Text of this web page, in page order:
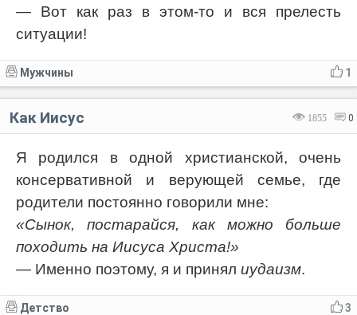
— Вот как раз в этом-то и вся прелесть
ситуации!
1
Мужчины
1855 0
Как Иисус
Я родился в одной христианской, очень
консервативной и верующей семье, где
родители постоянно говорили мне:
«Сынок, постарайся, как можно больше
походить на Иисуса Христа!»
— Именно поэтому, я и принял иудаизм.
3
Детство